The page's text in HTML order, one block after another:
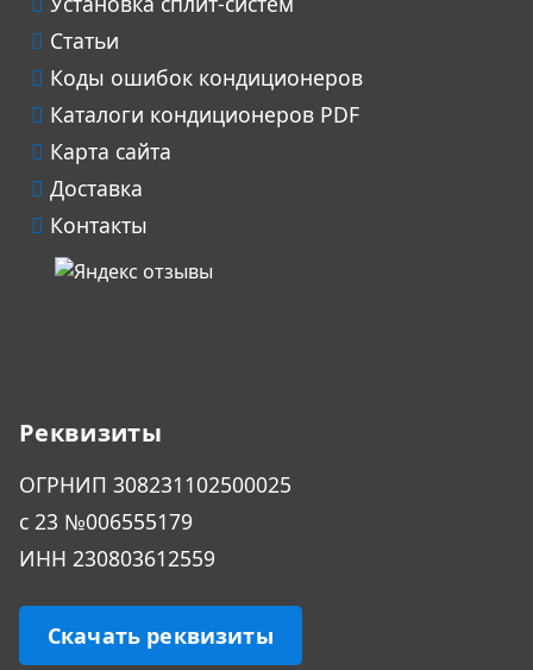
Статьи
Коды ошибок кондиционеров
Каталоги кондиционеров PDF
Карта сайта
Доставка
Контакты
Реквизиты
ОГРHИП 308231102500025
с 23 №006555179
ИНН 230803612559
Скачать реквизиты